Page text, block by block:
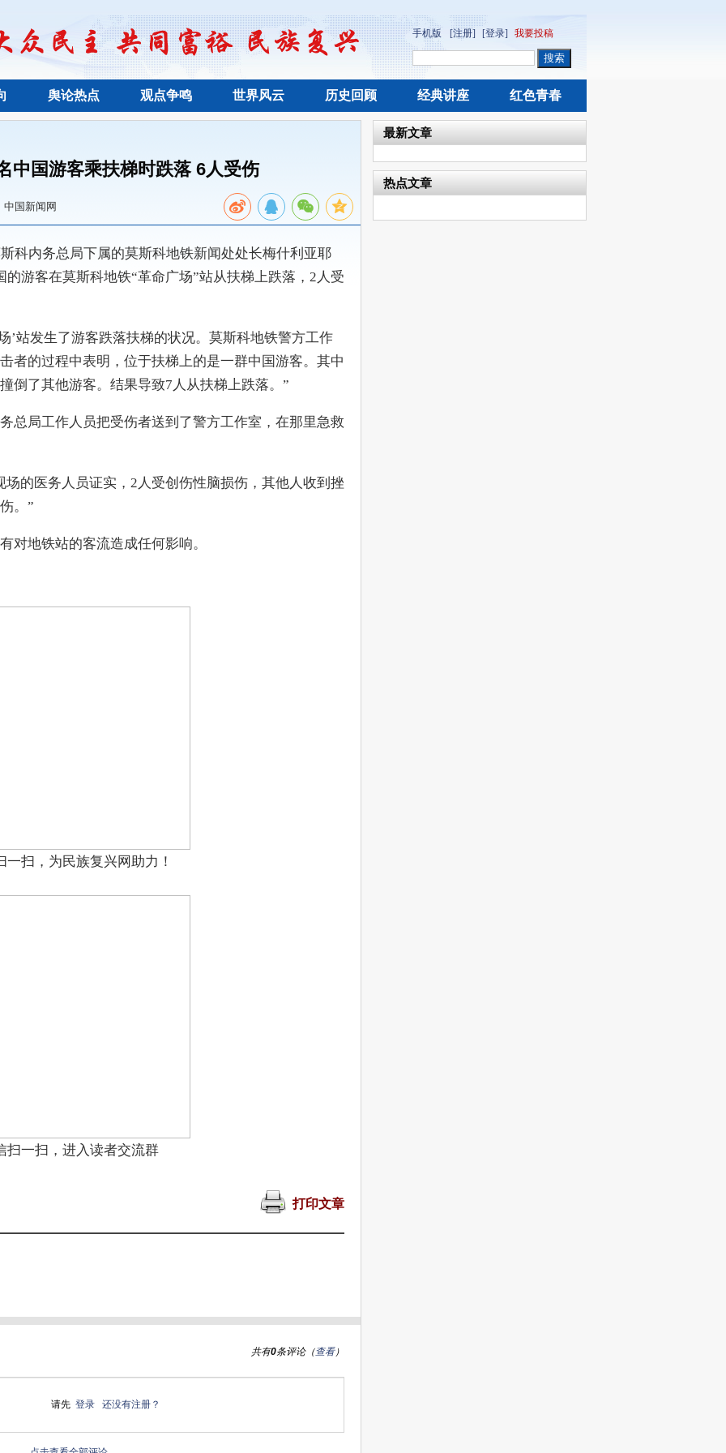
手机版 [注册] [登录] 我要投稿
舆论热点 观点争鸣 世界风云 历史回顾 经典讲座 红色青春
中国游客乘扶梯时跌落 6人受伤
中国新闻网
内务总局下属的莫斯科地铁新闻处处长梅什利亚耶
游客在莫斯科地铁“革命广场”站从扶梯上跌落，2人受
发生了游客跌落扶梯的状况。莫斯科地铁警方工作
者的过程中表明，位于扶梯上的是一群中国游客。其中
倒了其他游客。结果导致7人从扶梯上跌落。”
局工作人员把受伤者送到了警方工作室，在那里急救
医务人员证实，2人受创伤性脑损伤，其他人收到挫
。”
地铁站的客流造成任何影响。
一扫，为民族复兴网助力！
扫一扫，进入读者交流群
打印文章
共有0条评论（查看）
请先 登录 还没有注册？
最新文章
热点文章